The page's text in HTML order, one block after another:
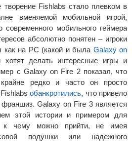
творение Fishlabs стало плевком в
вменяемой мобильной игрой,
мобильного геймера
абсолютно понятен – игроки
как на PC (какой и была Galaxy on
хотят делать интересные игры и
с Galaxy on Fire 2 показал, что
редко и часто он просто
Fishlabsобанкротились, что привело
Galaxy on Fire 3 является
этой истории и примером для
к чему можно прийти, не имея
подушки или надежного